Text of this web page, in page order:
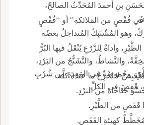
بنِ أحمدَ المُحَدِّثُ الصالحُ،
قُفْصٍ من المَلائكةِ’‘ أو ‘‘قُفْصٍ
وهو المُشْتَبِكُ المُتداخِلُ بعضُه
وأداةٌ لِلزَّرْعِ يُنْقَلُ فيها البُرُّ
والنَّشاطُ، والتَّشَنُّجُ من البَرْدِ،
وحُموضةٌ في المَعِدَةِ من شُرْبِ
قَفِصَ في الكلِّ.
لا يُخْرِجُ ما عنده كلَّه.
جَنَاحاهُ من البَرْدِ.
قَفَصٍ من الطَّيْرِ.
كهيئةِ القَفَصِ.